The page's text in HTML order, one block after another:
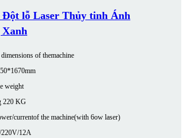
Đột lỗ Laser Thủy tinh Ánh
Xanh
of themachine
weight
220 KG
currentof the machine(with 6ow laser)
220V/12A